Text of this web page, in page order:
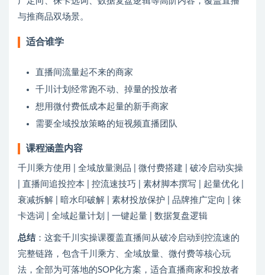
与推商品双场景。
适合谁学
直播间流量起不来的商家
千川计划经常跑不动、掉量的投放者
想用微付费低成本起量的新手商家
需要全域投放策略的短视频直播团队
课程涵盖内容
千川乘方使用 | 全域放量测品 | 微付费搭建 | 破冷启动实操
| 直播间追投控本 | 控流速技巧 | 素材脚本撰写 | 起量优化 |
衰减拆解 | 暗水印破解 | 素材投放保护 | 品牌推广定向 | 徕
卡选词 | 全域起量计划 | 一键起量 | 数据复盘逻辑
总结：这套千川实操课覆盖直播间从破冷启动到控流速的
完整链路，包含千川乘方、全域放量、微付费等核心玩
法，全部为可落地的SOP化方案，适合直播商家和投放者